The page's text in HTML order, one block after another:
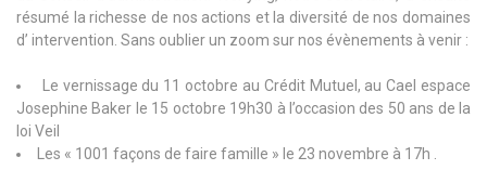
résumé la richesse de nos actions et la diversité de nos domaines
d’ intervention. Sans oublier un zoom sur nos évènements à venir :
Le vernissage du 11 octobre au Crédit Mutuel, au Cael espace
Josephine Baker le 15 octobre 19h30 à l’occasion des 50 ans de la
loi Veil
Les « 1001 façons de faire famille » le 23 novembre à 17h .